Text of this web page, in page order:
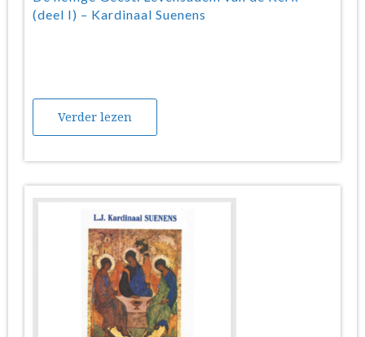
(deel I) – Kardinaal Suenens
Verder lezen